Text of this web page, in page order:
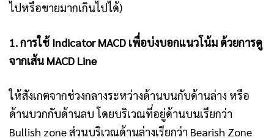
ไปหรือขายมากเกินไปได้)
1. การใช้ Indicator MACD เพื่อบ่งบอกแนวโน้ม ด้วยการดู
จากเส้น MACD Line
ให้สังเกตจากช่วงกลางระหว่างด้านบนกับด้านล่าง หรือ
ด้านบวกกับด้านลบ โดยบริเวณที่อยู่ด้านบนเรียกว่า
Bullish zone ส่วนบริเวณด้านล่างเรียกว่า Bearish Zone